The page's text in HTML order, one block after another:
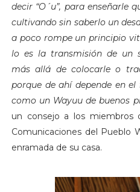
decir “O´u”, para enseñarle
cultivando sin saberlo un
a poco rompe un principio
lo es la transmisión de un
más allá de colocarle o
porque de ahí depende en
como un Wayuu de buenos
un consejo a los miembros
Comunicaciones del Pueblo
enramada de su casa.